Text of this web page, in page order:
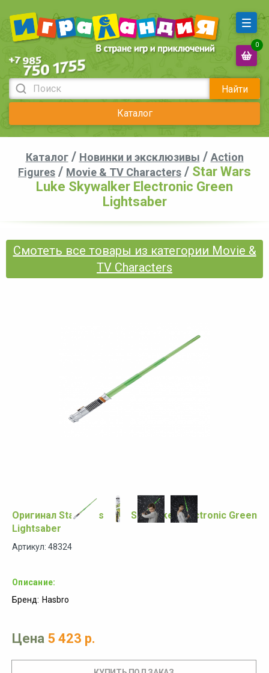
Найти
Каталог
0
Каталог/ Новинки и эксклюзивы / Action
Figures / Movie & TV Characters / Star Wars
Luke Skywalker Electronic Green
Lightsaber
Смотеть все товары из категории Movie &
TV Characters
Оригинал Star Wars Luke Skywalker Electronic Green
Lightsaber
Артикул: 48324
Описание:
Бренд: Hasbro
Цена 5 423 р.